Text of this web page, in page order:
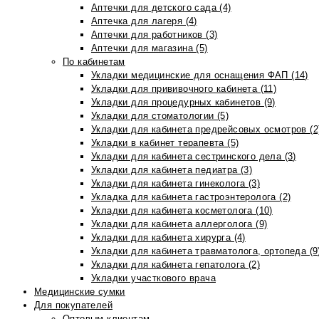
Аптечки для детского сада (4)
Аптечка для лагеря (4)
Аптечки для работников (3)
Аптечки для магазина (5)
По кабинетам
Укладки медицинские для оснащения ФАП (14)
Укладки для прививочного кабинета (11)
Укладки для процедурных кабинетов (9)
Укладки для стоматологии (5)
Укладки для кабинета предрейсовых осмотров
Укладки в кабинет терапевта (5)
Укладки для кабинета сестринского дела (3)
Укладки для кабинета педиатра (3)
Укладки для кабинета гинеколога (3)
Укладка для кабинета гастроэнтеролога (2)
Укладки для кабинета косметолога (10)
Укладки для кабинета аллерголога (9)
Укладки для кабинета хирурга (4)
Укладки для кабинета травматолога, ортопеда
Укладки для кабинета гепатолога (2)
Укладки участкового врача
Медицинские сумки
Для покупателей